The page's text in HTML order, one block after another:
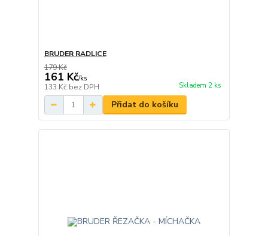
BRUDER RADLICE
179 Kč
161 Kč/ks
133 Kč bez DPH Skladem 2 ks
Přidat do košíku